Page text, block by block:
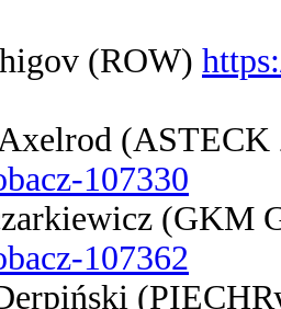
(ROW)
107330
(GKM
107362